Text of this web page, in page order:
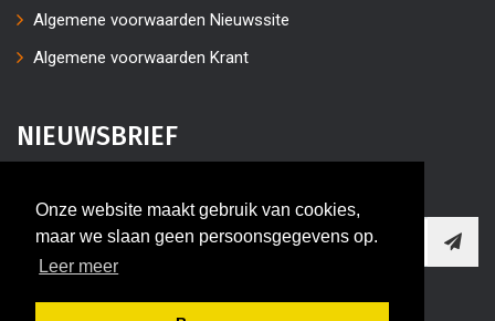
Onze website maakt gebruik van cookies,
maar we slaan geen persoonsgegevens op.
Leer meer
Algemene voorwaarden Nieuwssite
Algemene voorwaarden Krant
NIEUWSBRIEF